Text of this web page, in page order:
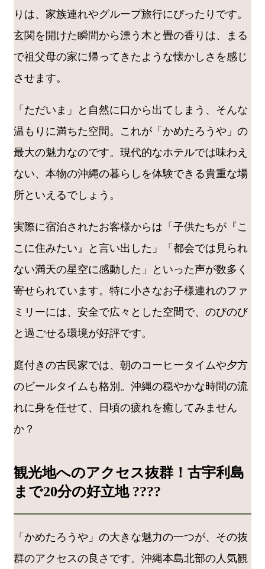
りは、家族連れやグループ旅行にぴったりです。
玄関を開けた瞬間から漂う木と畳の香りは、まる
で祖父母の家に帰ってきたような懐かしさを感じ
させます。
「ただいま」と自然に口から出てしまう、そんな
温もりに満ちた空間。これが「かめたろうや」の
最大の魅力なのです。現代的なホテルでは味わえ
ない、本物の沖縄の暮らしを体験できる貴重な場
所といえるでしょう。
実際に宿泊されたお客様からは「子供たちが『こ
こに住みたい』と言い出した」「都会では見られ
ない満天の星空に感動した」といった声が数多く
寄せられています。特に小さなお子様連れのファ
ミリーには、安全で広々とした空間で、のびのび
と過ごせる環境が好評です。
庭付きの古民家では、朝のコーヒータイムや夕方
のビールタイムも格別。沖縄の穏やかな時間の流
れに身を任せて、日頃の疲れを癒してみません
か？
観光地へのアクセス抜群！古宇利島
まで20分の好立地 ????
「かめたろうや」の大きな魅力の一つが、その抜
群のアクセスの良さです。沖縄本島北部の人気観